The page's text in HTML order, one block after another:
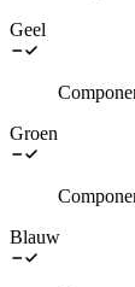
Geel
Groen
Blauw